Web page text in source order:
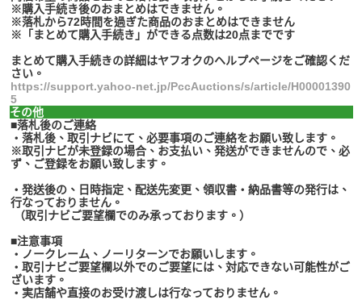
※購入手続き後のおまとめはできません。
※落札から72時間を過ぎた商品のおまとめはできません
※「まとめて購入手続き」ができる点数は20点までです
まとめて購入手続きの詳細はヤフオクのヘルプページをご確認くだ
さい。
https://support.yahoo-net.jp/PccAuctions/s/article/H00001390
5
その他
■落札後のご連絡
・落札後、取引ナビにて、必要事項のご連絡をお願い致します。
※取引ナビが未登録の場合、お支払い、発送ができませんので、必
ず、ご登録をお願い致します。
・発送後の、日時指定、配送先変更、領収書・納品書等の発行は、
行なっておりません。
（取引ナビご要望欄でのみ承っております。）
■注意事項
・ノークレーム、ノーリターンでお願いします。
・取引ナビご要望欄以外でのご要望には、対応できない可能性がご
ざいます。
・実店舗や直接のお受け渡しは行なっておりません。